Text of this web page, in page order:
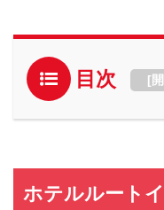
目次 [開
ホテルルート